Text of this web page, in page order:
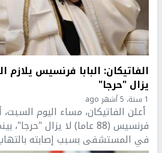
الفاتيكان: البابا فرنسيس
يزال "حرجا"
1 سنة، 5 أشهر ago
أعلن الفاتيكان، مساء اليوم
فرنسيس (88 عاما) لا يزال
في المستشفى بسبب إصابته